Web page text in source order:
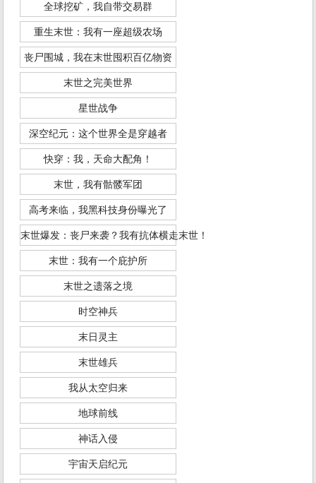
全球挖矿，我自带交易群
重生末世：我有一座超级农场
丧尸围城，我在末世囤积百亿物资
末世之完美世界
星世战争
深空纪元：这个世界全是穿越者
快穿：我，天命大配角！
末世，我有骷髅军团
高考来临，我黑科技身份曝光了
末世爆发：丧尸来袭？我有抗体横走末世！
末世：我有一个庇护所
末世之遗落之境
时空神兵
末日灵主
末世雄兵
我从太空归来
地球前线
神话入侵
宇宙天启纪元